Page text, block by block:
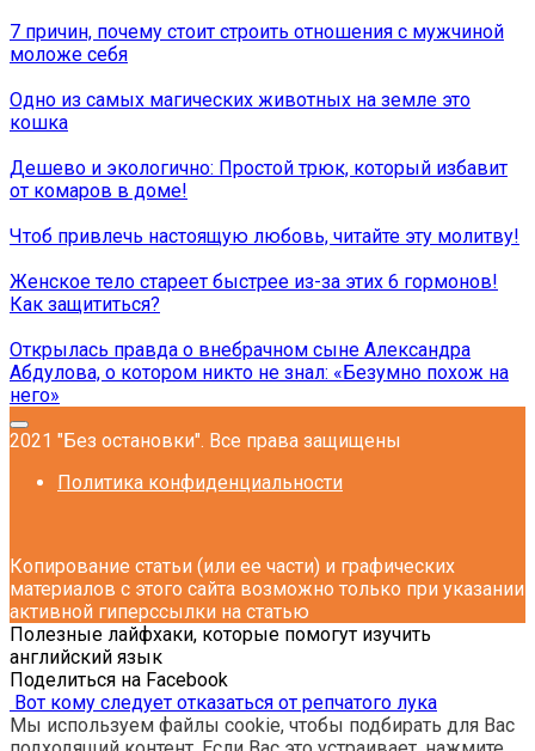
7 причин, почему стоит строить отношения с мужчиной
моложе себя
Одно из самых магических животных на земле это
кошка
Дешево и экологично: Простой трюк, который избавит
от комаров в доме!
Чтоб привлечь настоящую любовь, читайте эту молитву!
Женское тело стареет быстрее из-за этих 6 гормонов!
Как защититься?
Открылась правда о внебрачном сыне Александра
Абдулова, о котором никто не знал: «Безумно похож на
него»
2021 "Без остановки". Все права защищены
Политика конфиденциальности
Копирование статьи (или ее части) и графических
материалов с этого сайта возможно только при указании
активной гиперссылки на статью
Полезные лайфхаки, которые помогут изучить
английский язык
Поделиться на Facebook
Вот кому следует отказаться от репчатого лука
Мы используем файлы cookie, чтобы подбирать для Вас